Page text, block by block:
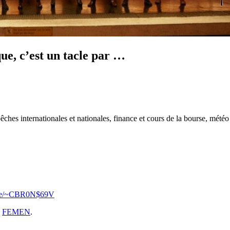
c’est un tacle par …
internationales et nationales, finance et cours de la bourse,
~CBR0N$69V
FEMEN.